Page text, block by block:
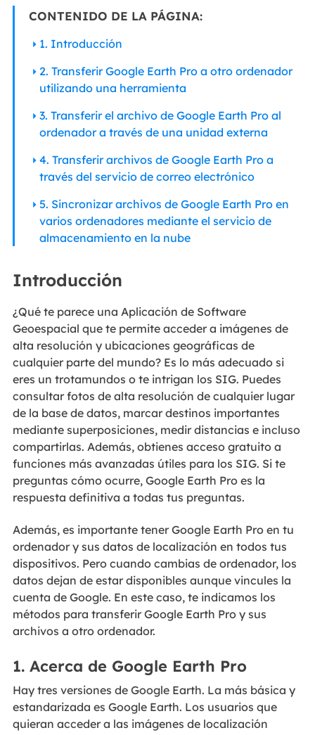
CONTENIDO DE LA PÁGINA:
1. Introducción
2. Transferir Google Earth Pro a otro ordenador
utilizando una herramienta
3. Transferir el archivo de Google Earth Pro al
ordenador a través de una unidad externa
4. Transferir archivos de Google Earth Pro a
través del servicio de correo electrónico
5. Sincronizar archivos de Google Earth Pro en
varios ordenadores mediante el servicio de
almacenamiento en la nube
Introducción
¿Qué te parece una Aplicación de Software
Geoespacial que te permite acceder a imágenes de
alta resolución y ubicaciones geográficas de
cualquier parte del mundo? Es lo más adecuado si
eres un trotamundos o te intrigan los SIG. Puedes
consultar fotos de alta resolución de cualquier lugar
de la base de datos, marcar destinos importantes
mediante superposiciones, medir distancias e incluso
compartirlas. Además, obtienes acceso gratuito a
funciones más avanzadas útiles para los SIG. Si te
preguntas cómo ocurre, Google Earth Pro es la
respuesta definitiva a todas tus preguntas.
Además, es importante tener Google Earth Pro en tu
ordenador y sus datos de localización en todos tus
dispositivos. Pero cuando cambias de ordenador, los
datos dejan de estar disponibles aunque vincules la
cuenta de Google. En este caso, te indicamos los
métodos para transferir Google Earth Pro y sus
archivos a otro ordenador.
1. Acerca de Google Earth Pro
Hay tres versiones de Google Earth. La más básica y
estandarizada es Google Earth. Los usuarios que
quieran acceder a las imágenes de localización